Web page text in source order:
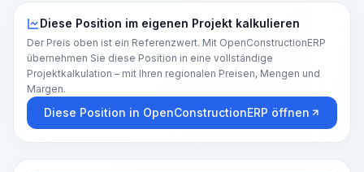
Diese Position im eigenen Projekt kalkulieren
Der Preis oben ist ein Referenzwert. Mit OpenConstructionERP
übernehmen Sie diese Position in eine vollständige
Projektkalkulation – mit Ihren regionalen Preisen, Mengen und
Margen.
Diese Position in OpenConstructionERP öffnen